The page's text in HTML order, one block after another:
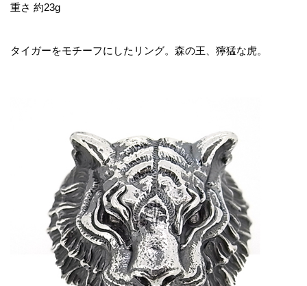
重さ 約23g
タイガーをモチーフにしたリング。森の王、獰猛な虎。